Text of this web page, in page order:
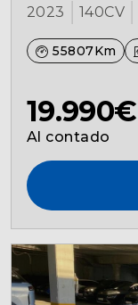
2023 140CV
55807Km
19.990€
Al contado